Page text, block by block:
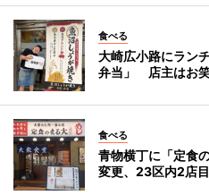
食べる
大崎広小路にラン
弁当」 店主はお
食べる
青物横丁に「定食
変更、23区内2店目